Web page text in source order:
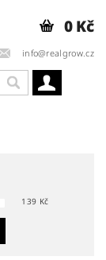
info@realgrow.cz
0 Kč
139 Kč